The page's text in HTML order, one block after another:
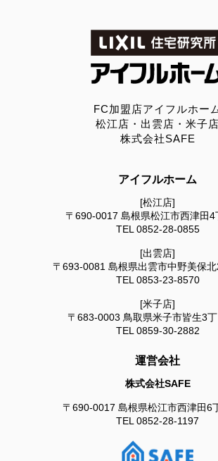
FC加盟店アイフルホー
松江店・出雲店・米子店
株式会社SAFE
アイフルホーム
[松江店]
〒690-0017 島根県松江市西津田4
TEL 0852-28-0855
[出雲店]
〒693-0081 島根県出雲市中野美保
TEL 0853-23-8570
[米子店]
〒683-0003 鳥取県米子市皆生3
TEL 0859-30-2882
運営会社
株式会社SAFE
〒690-0017 島根県松江市西津田6
TEL 0852-28-1197